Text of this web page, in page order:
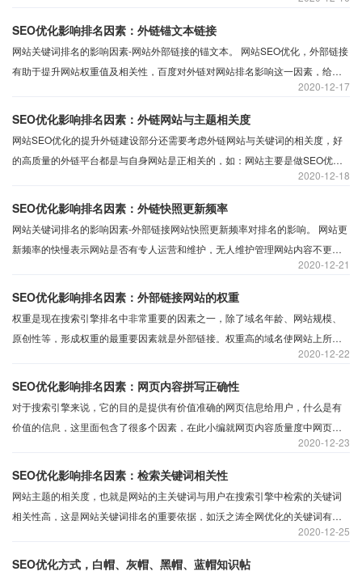
站导出链接的好坏，就看小编链接的流行度
12-17
2020
SEO优化影响排名因素：外链锚文本链接
网站关键词排名的影响因素-网站外部链接的锚文本。 网站SEO优化，外部链接
有助于提升网站权重值及相关性，百度对外链对网站排名影响这一因素，给予
一定的分值。百度重视外链对网站优化的得分，外链建设中尤其锚文本链接是
最好的有利于网站关键词排名的方式。
12-18
2020
SEO优化影响排名因素：外链网站与主题相关度
网站SEO优化的提升外链建设部分还需要考虑外链网站与关键词的相关度，好
的高质量的外链平台都是与自身网站是正相关的，如：网站主要是做SEO优
化、网站建设、竞价托管、网络营销、新媒体运营的.什么样的外链网站内容对
网站优化要好
12-21
2020
SEO优化影响排名因素：外链快照更新频率
网站关键词排名的影响因素-外部链接网站快照更新频率对排名的影响。 网站更
新频率的快慢表示网站是否有专人运营和维护，无人维护管理网站内容不更新
的网站，用户不喜欢，这类死网站对搜索引擎也不友好。搜索引擎喜欢经常有
新内容更新，网站内容质量度高的网站，因此网站的更新频率，是网站能不能
12-22
2020
SEO优化影响排名因素：外部链接网站的权重
权重是现在搜索引擎排名中非常重要的因素之一，除了域名年龄、网站规模、
原创性等，形成权重的最重要因素就是外部链接。权重高的域名使网站上所有
页面排名能力提高，与被信任网站链接距离近的页面，被当做垃圾内容的可能
性大大降低。
12-23
2020
SEO优化影响排名因素：网页内容拼写正确性
对于搜索引擎来说，它的目的是提供有价值准确的网页信息给用户，什么是有
价值的信息，这里面包含了很多个因素，在此小编就网页内容质量度中网页内
容拼写的正确性来说明影响其网页排名的因素.搜索引擎如何判断网页内容质
量，因为搜索引擎不是人，也不能像人一样去理解网页内容的含义是否准确、
12-25
2020
SEO优化影响排名因素：检索关键词相关性
网站主题的相关度，也就是网站的主关键词与用户在搜索引擎中检索的关键词
相关性高，这是网站关键词排名的重要依据，如沃之涛全网优化的关键词有
SEO优化方式，白帽、灰帽、黑帽、蓝帽知识帖